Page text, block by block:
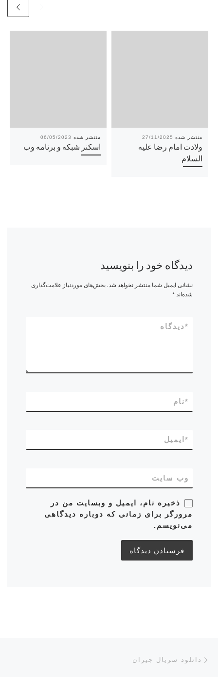
06/05/2023
اسکنر شبکه و برنامه وب
27/11/2025
ولادت امام رضا علیه
السلام
دیدگاه خود را بنویسید
نشانی ایمیل شما منتشر نخواهد شد. بخش‌های موردنیاز علامت‌گذاری
شده‌اند*
دیدگاه*
نام*
ایمیل *
وب‌ سایت
ذخیره نام، ایمیل و وبسایت من در
مرورگر برای زمانی که دوباره دیدگاهی
می‌نویسم.
ناوبری پست‌ها
دانلود سریال جیران